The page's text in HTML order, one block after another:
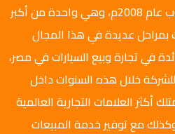
تأسست شركة الليثي أوتو جروب عام 2008م، وهي واحدة من أكبر
بمراحل عديدة في هذا المجال
في تجارة وبيع السيارات في مصر،
خلال هذه السنوات داخل
أكثر العلامات التجارية العالمية
مع توفير خدمة المبيعات